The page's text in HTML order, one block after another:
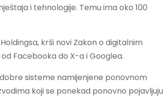
i tehnologije. Temu ima oko 100
krši novi Zakon o digitalnim
Facebooka do X-a i Googlea.
sisteme namijenjene ponovnom
koji se ponekad ponovno pojavljuju